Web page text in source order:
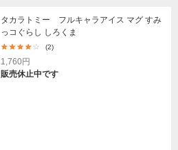
タカラトミー フルキャラアイス マグ すみ
っコぐらし しろくま
(2)
1,760円
販売休止中です